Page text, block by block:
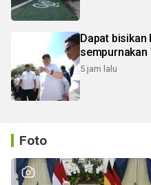
Dapat
sempurnakan
5 jam lalu
Foto